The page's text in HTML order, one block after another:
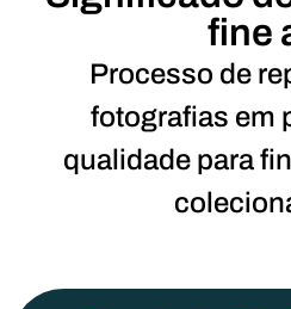
fine
Processo de
fotografias em
qualidade para